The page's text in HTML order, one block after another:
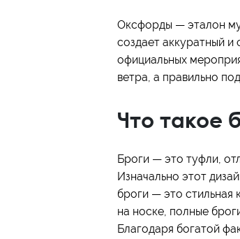
Оксфорды — эталон
создает аккуратный
официальных
ветра, а правильно
Что такое
Броги — это туфли,
Изначально этот
броги — это стильная
на носке, полные
Благодаря богатой